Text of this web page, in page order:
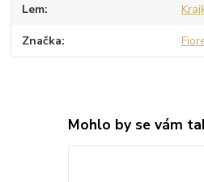
Lem
Značka
Mohlo by se vám